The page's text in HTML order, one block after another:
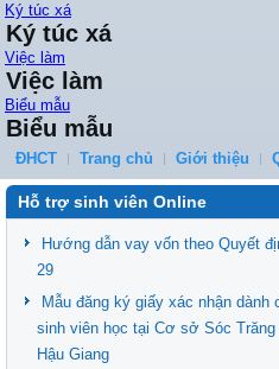
Ký túc xá
Ký túc xá
Việc làm
Việc làm
Biểu mẫu
Biểu mẫu
ĐHCT Trang chủ Giới thiệu
Hỗ trợ sinh viên Online
Hướng dẫn vay vốn theo Quyết
29
Mẫu đăng ký giấy xác nhận dành
sinh viên học tại Cơ sở Sóc Trăng
Hậu Giang